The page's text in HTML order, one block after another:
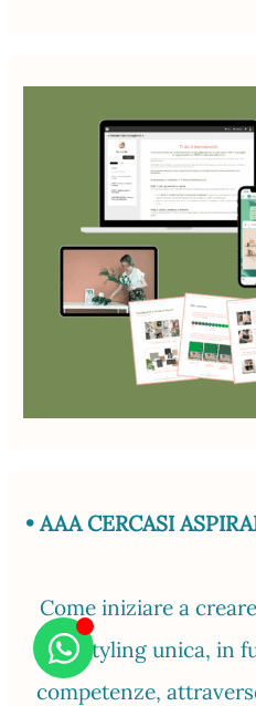
• AAA CERCASI
Come iniziare a
styling unica, in
competenze,